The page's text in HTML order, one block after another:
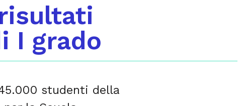
I grado
studenti della